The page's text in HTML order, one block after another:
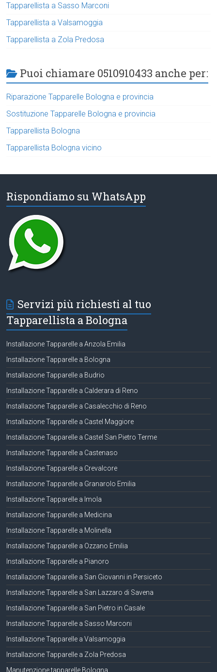
Tapparellista a Sasso Marconi
Tapparellista a Valsamoggia
Tapparellista a Zola Predosa
Puoi chiamare 0510910433 anche per:
Riparazione Tapparelle Bologna e provincia
Sostituzione Tapparelle Bologna e provincia
Tapparellista Bologna
Tapparellista Bologna vicino
Rispondiamo su WhatsApp
Servizi più richiesti al tuo
Tapparellista a Bologna
Installazione Tapparelle a Anzola Emilia
Installazione Tapparelle a Bologna
Installazione Tapparelle a Budrio
Installazione Tapparelle a Calderara di Reno
Installazione Tapparelle a Casalecchio di Reno
Installazione Tapparelle a Castel Maggiore
Installazione Tapparelle a Castel San Pietro Terme
Installazione Tapparelle a Castenaso
Installazione Tapparelle a Crevalcore
Installazione Tapparelle a Granarolo Emilia
Installazione Tapparelle a Imola
Installazione Tapparelle a Medicina
Installazione Tapparelle a Molinella
Installazione Tapparelle a Ozzano Emilia
Installazione Tapparelle a Pianoro
Installazione Tapparelle a San Giovanni in Persiceto
Installazione Tapparelle a San Lazzaro di Savena
Installazione Tapparelle a San Pietro in Casale
Installazione Tapparelle a Sasso Marconi
Installazione Tapparelle a Valsamoggia
Installazione Tapparelle a Zola Predosa
Manutenzione tapparelle Bologna